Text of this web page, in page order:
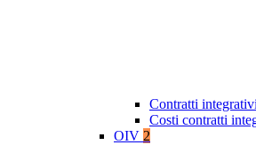
Contratti integrativi
Costi contratti
OIV 2